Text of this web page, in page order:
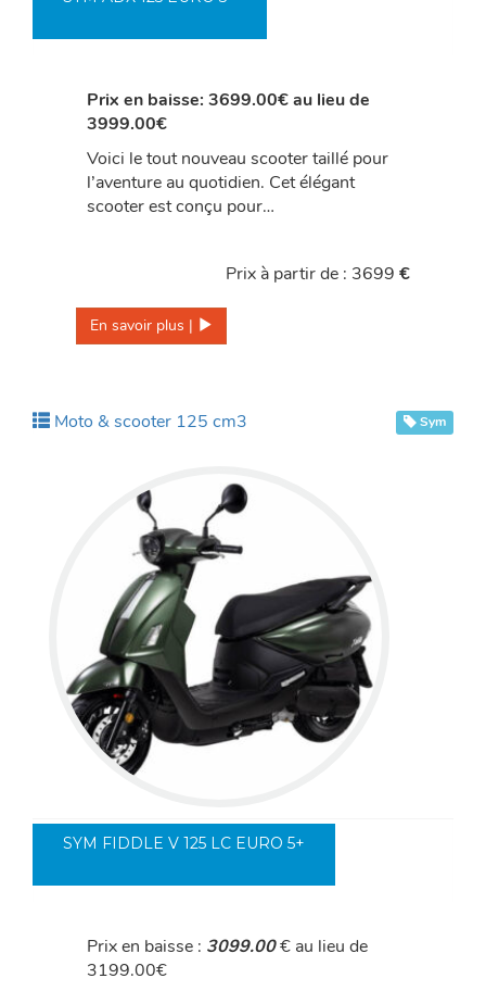
Prix en baisse: 3699.00€ au lieu de
3999.00€
Voici le tout nouveau scooter taillé pour
l’aventure au quotidien. Cet élégant
scooter est conçu pour…
Prix à partir de : 3699 €
En savoir plus |
Moto & scooter 125 cm3 Sym
SYM FIDDLE V 125 LC EURO 5+
Prix en baisse : 3099.00€ au lieu de
3199.00€